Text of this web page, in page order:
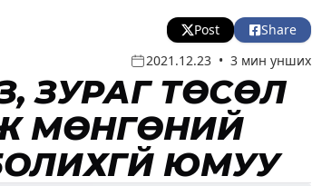
Post
Share
2021.12.23 • 3 мин унших
ЗУРАГ ТӨСӨЛ
МӨНГӨНИЙ
ЮМУУ